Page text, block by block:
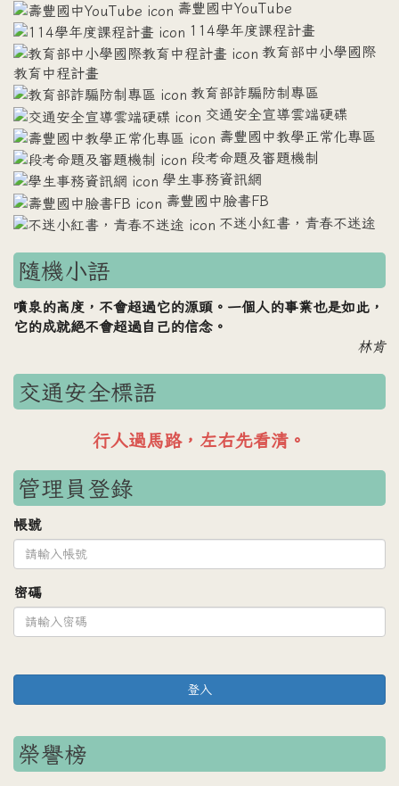
壽豐國中YouTube
114學年度課程計畫
教育部中小學國際
教育中程計畫
教育部詐騙防制專區
交通安全宣導雲端硬碟
壽豐國中教學正常化專區
段考命題及審題機制
學生事務資訊網
壽豐國中臉書FB
不迷小紅書，青春不迷途
隨機小語
噴泉的高度，不會超過它的源頭。一個人的事業也是如此，
它的成就絕不會超過自己的信念。
林肯
交通安全標語
車輛禮讓行人，行人安全過路。
管理員登錄
帳號
密碼
登入
榮譽榜